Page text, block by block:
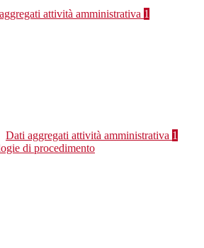
attività amministrativa 1
Dati aggregati attività amministrativa 1
di procedimento